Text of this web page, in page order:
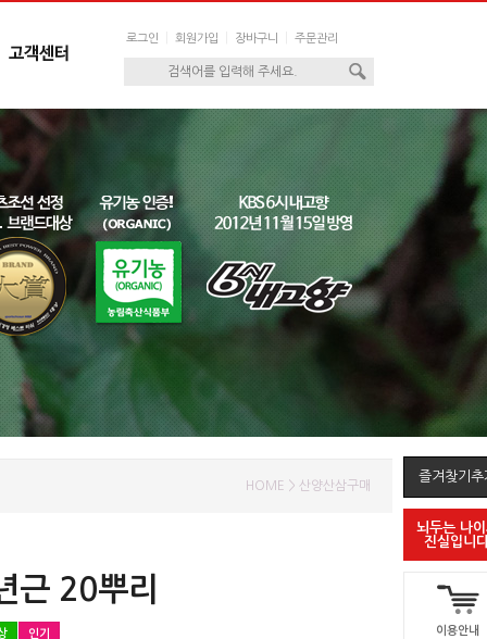
즐겨찾기추
뇌두는 나
진실입니
이용안내
로그인 회원가입 장바구니 주문관리
HOME > 산양산삼구매
근 20뿌리
인기